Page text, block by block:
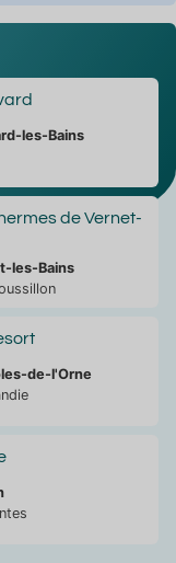
les-Bains
de Vernet-
les-Bains
de-l'Orne